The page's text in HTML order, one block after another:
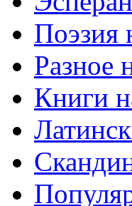
Поэзия
Разное
Книги